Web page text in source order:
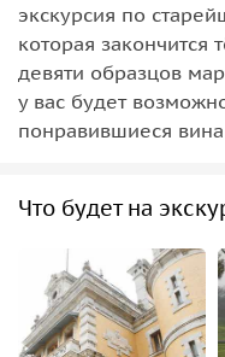
экскурсия по
которая закончится
девяти образцов
у вас будет
понравившиеся
Что будет на